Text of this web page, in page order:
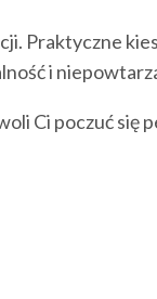
Praktyczne
i
Ci poczuć się